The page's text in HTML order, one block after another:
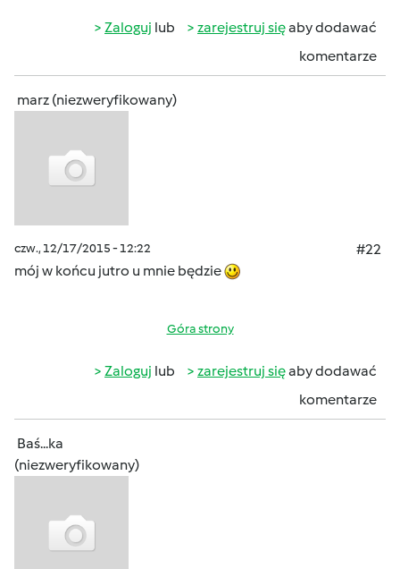
Zaloguj lub zarejestruj sięaby dodawać
komentarze
marz (niezweryfikowany)
czw., 12/17/2015 - 12:22
#22
mój w końcu jutro u mnie będzie
Góra strony
Zaloguj lub zarejestruj sięaby dodawać
komentarze
Baś...ka
(niezweryfikowany)